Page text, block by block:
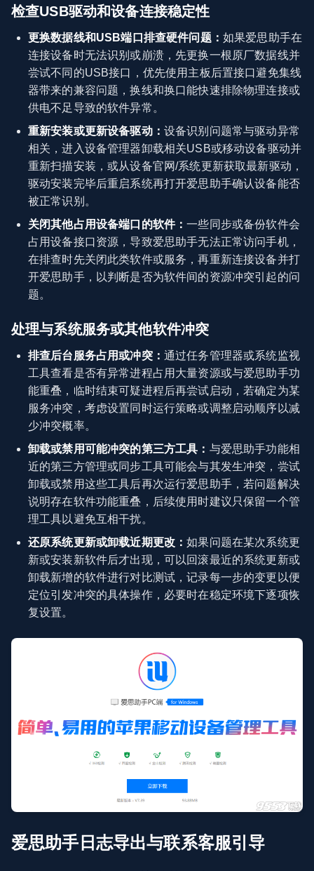
检查USB驱动和设备连接稳定性
更换数据线和USB端口排查硬件问题： 如果爱思助手在
连接设备时无法识别或崩溃，先更换一根原厂数据线并
尝试不同的USB接口，优先使用主板后置接口避免集线
器带来的兼容问题，换线和换口能快速排除物理连接或
供电不足导致的软件异常。
重新安装或更新设备驱动： 设备识别问题常与驱动异常
相关，进入设备管理器卸载相关USB或移动设备驱动并
重新扫描安装，或从设备官网/系统更新获取最新驱动，
驱动安装完毕后重启系统再打开爱思助手确认设备能否
被正常识别。
关闭其他占用设备端口的软件：一些同步或备份软件会
占用设备接口资源，导致爱思助手无法正常访问手机，
在排查时先关闭此类软件或服务，再重新连接设备并打
开爱思助手，以判断是否为软件间的资源冲突引起的问
题。
处理与系统服务或其他软件冲突
排查后台服务占用或冲突： 通过任务管理器或系统监视
工具查看是否有异常进程占用大量资源或与爱思助手功
能重叠，临时结束可疑进程后再尝试启动，若确定为某
服务冲突，考虑设置同时运行策略或调整启动顺序以减
少冲突概率。
卸载或禁用可能冲突的第三方工具： 与爱思助手功能相
近的第三方管理或同步工具可能会与其发生冲突，尝试
卸载或禁用这些工具后再次运行爱思助手，若问题解决
说明存在软件功能重叠，后续使用时建议只保留一个管
理工具以避免互相干扰。
还原系统更新或卸载近期更改：如果问题在某次系统更
新或安装新软件后才出现，可以回滚最近的系统更新或
卸载新增的软件进行对比测试，记录每一步的变更以便
定位引发冲突的具体操作，必要时在稳定环境下逐项恢
复设置。
爱思助手日志导出与联系客服引导